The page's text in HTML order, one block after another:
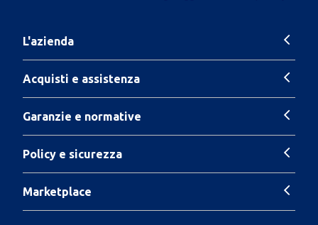
L'azienda
Acquisti e assistenza
Garanzie e normative
Policy e sicurezza
Marketplace